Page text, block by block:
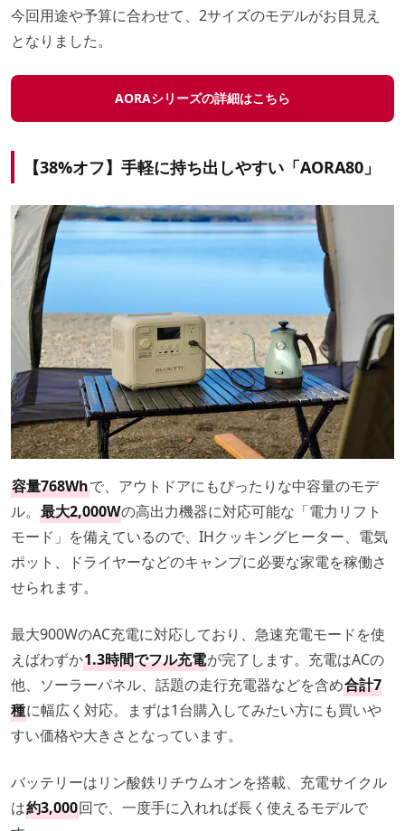
今回用途や予算に合わせて、2サイズのモデルがお目見え
となりました。
AORAシリーズの詳細はこちら
【38%オフ】手軽に持ち出しやすい「AORA80」
容量768Whで、アウトドアにもぴったりな中容量のモデ
ル。 最大2,000Wの高出力機器に対応可能な「電力リフト
モード」を備えているので、IHクッキングヒーター、電気
ポット、ドライヤーなどのキャンプに必要な家電を稼働さ
せられます。
最大900WのAC充電に対応しており、急速充電モードを使
えばわずか1.3時間でフル充電が完了します。充電はACの
他、ソーラーパネル、話題の走行充電器などを含め合計7
種に幅広く対応。まずは1台購入してみたい方にも買いや
すい価格や大きさとなっています。
バッテリーはリン酸鉄リチウムオンを搭載、充電サイクル
は約3,000回で、一度手に入れれば長く使えるモデルで